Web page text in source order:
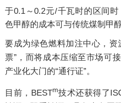
于0.1～0.2元/千瓦时的区间时
色甲醇的成本可与传统煤制甲醇
要成为绿色燃料加注中心，资
票”，而将成本压缩至市场可
产业化大门的“通行证”。
目前，BESTm技术还获得了